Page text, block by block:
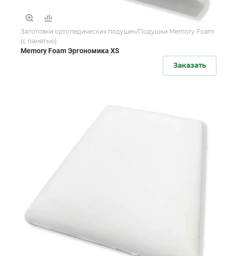
Заготовки ортопедических подушек/Подушки Memory Foam
(с памятью)
Memory Foam Эргономика XS
Заказать